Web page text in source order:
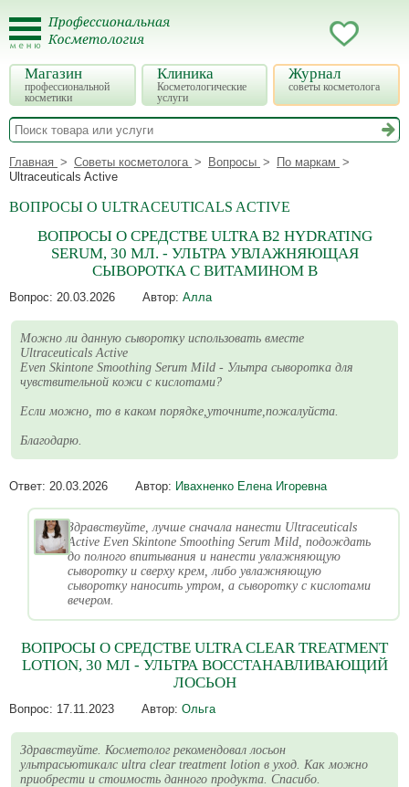
Магазин
профессиональной
косметики
Клиника
Косметологические
услуги
Журнал
советы косметолога
Главная Советы косметолога Вопросы
По маркам
Ultraceuticals Active
ВОПРОСЫ О ULTRACEUTICALS ACTIVE
ВОПРОСЫ О СРЕДСТВЕ ULTRA B2 HYDRATING
SERUM, 30 МЛ. - УЛЬТРА УВЛАЖНЯЮЩАЯ
СЫВОРОТКА С ВИТАМИНОМ В
Вопрос: 20.03.2026 Автор: Алла
Можно ли данную сыворотку использовать вместе
Ultraceuticals Active
Even Skintone Smoothing Serum Mild - Ультра сыворотка для
чувствительной кожи с кислотами?
Если можно, то в каком порядке,уточните,пожалуйста.
Благодарю.
Ответ: 20.03.2026 Автор: Ивахненко Елена Игоревна
Здравствуйте, лучше сначала нанести Ultraceuticals
Active Even Skintone Smoothing Serum Mild, подождать
до полного впитывания и нанести увлажняющую
сыворотку и сверху крем, либо увлажняющую
сыворотку наносить утром, а сыворотку с кислотами
вечером.
ВОПРОСЫ О СРЕДСТВЕ ULTRA CLEAR TREATMENT
LOTION, 30 МЛ - УЛЬТРА ВОССТАНАВЛИВАЮЩИЙ
ЛОСЬОН
Вопрос: 17.11.2023 Автор: Ольга
Здравствуйте. Косметолог рекомендовал лосьон
ультрасьютикалс ultra clear treatment lotion в уход. Как можно
приобрести и стоимость данного продукта. Спасибо.